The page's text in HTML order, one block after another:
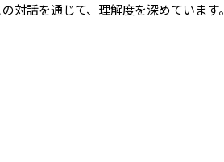
対話を通じて、理解度を深めています。